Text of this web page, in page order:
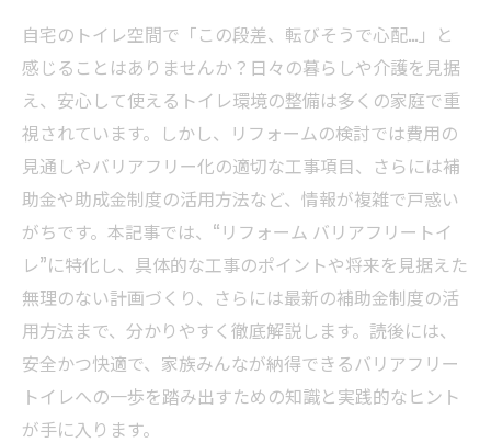
自宅のトイレ空間で「この段差、転びそうで心配…」と
感じることはありませんか？日々の暮らしや介護を見据
え、安心して使えるトイレ環境の整備は多くの家庭で重
視されています。しかし、リフォームの検討では費用の
見通しやバリアフリー化の適切な工事項目、さらには補
助金や助成金制度の活用方法など、情報が複雑で戸惑い
がちです。本記事では、“リフォーム バリアフリートイ
レ”に特化し、具体的な工事のポイントや将来を見据えた
無理のない計画づくり、さらには最新の補助金制度の活
用方法まで、分かりやすく徹底解説します。読後には、
安全かつ快適で、家族みんなが納得できるバリアフリー
トイレへの一歩を踏み出すための知識と実践的なヒント
が手に入ります。